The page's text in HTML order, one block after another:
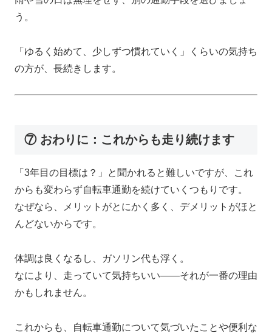
う。
「ゆるく始めて、少しずつ慣れていく」くらいの気持ち
の方が、長続きします。
⑦ おわりに：これからも走り続けます
「3年目の目標は？」と聞かれると難しいですが、これ
からも変わらず自転車通勤を続けていくつもりです。
なぜなら、メリットがとにかく多く、デメリットがほと
んどないからです。
体調は良くなるし、ガソリン代も浮く。
なにより、走っていて気持ちいい――それが一番の理由
かもしれません。
これからも、自転車通勤について気づいたことや便利な